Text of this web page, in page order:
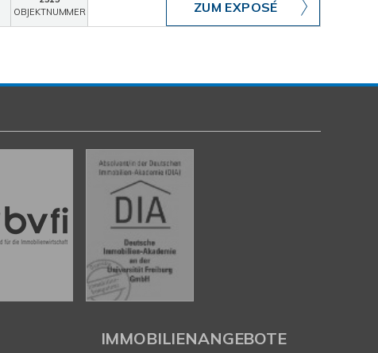
OBJEKTNUMMER
ZUM EXPOSÉ
IMMOBILIENANGEBOTE